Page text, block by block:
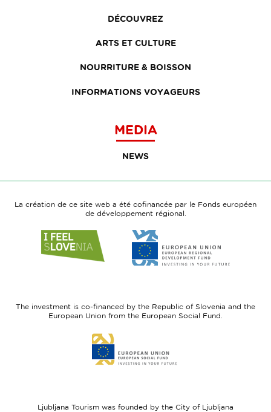
DÉCOUVREZ
ARTS ET CULTURE
NOURRITURE & BOISSON
INFORMATIONS VOYAGEURS
MEDIA
NEWS
La création de ce site web a été cofinancée par le Fonds européen
de développement régional.
to
website
to
website
Fund
The investment is co-financed by the Republic of Slovenia and the
European Union from the European Social Fund.
to
website
Ljubljana Tourism was founded by the City of Ljubljana